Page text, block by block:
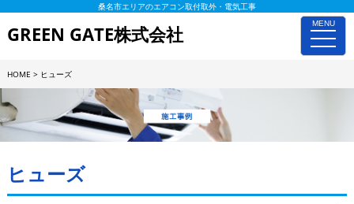
MENU
toggle
桑名市エリアのエアコン取付取外・電気工事
GREEN GATE株式会社
HOME > ヒューズ
ヒューズ